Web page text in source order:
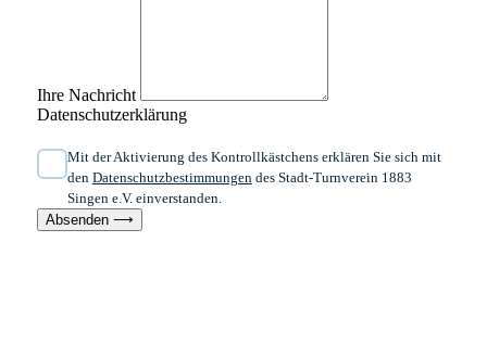
Ihre Nachricht
Datenschutzerklärung
Mit der Aktivierung des Kontrollkästchens erklären Sie sich mit
den Datenschutzbestimmungendes Stadt-Turnverein 1883
Singen e.V. einverstanden.
Absenden ⟶